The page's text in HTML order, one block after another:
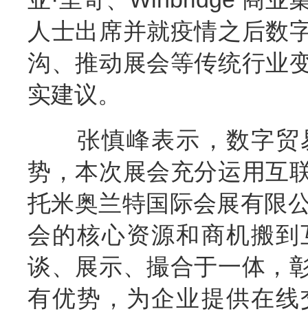
人士出席并就疫情之后数
沟、推动展会等传统行业
实建议。
张慎峰表示，数字贸
势，本次展会充分运用互
托米奥兰特国际会展有限
会的核心资源和商机搬
谈、展示、撮合于一体，
有优势，为企业提供在